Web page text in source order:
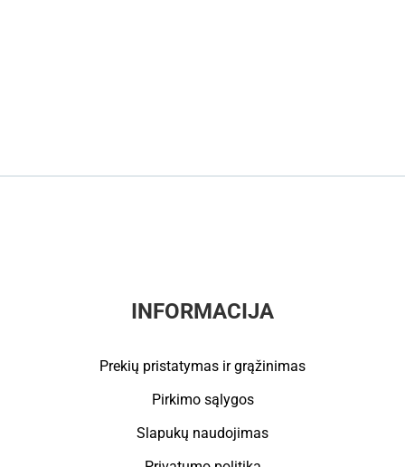
INFORMACIJA
Prekių pristatymas ir grąžinimas
Pirkimo sąlygos
Slapukų naudojimas